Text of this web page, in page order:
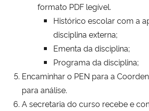
formato PDF legível.
Histórico escolar com a
disciplina externa;
Ementa da disciplina;
Programa da disciplina;
Encaminhar o PEN para a
para análise.
A secretaria do curso recebe e